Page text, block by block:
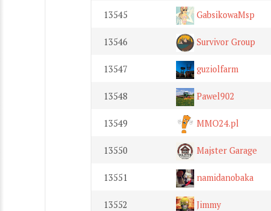
13545 GabsikowaMsp
13546 Survivor Group
13547 guziolfarm
13548 Pawel902
13549 MMO24.pl
13550 Majster Garage
13551 namidanobaka
13552 Jimmy